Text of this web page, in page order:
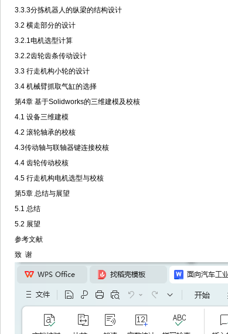
3.3.3分拣机器人的纵梁的结构设计
3.2 横走部分的设计
3.2.1电机选型计算
3.2.2齿轮齿条传动设计
3.3 行走机构小轮的设计
3.4 机械臂抓取气缸的选择
第4章 基于Solidworks的三维建模及校核
4.1 设备三维建模
4.2 滚轮轴承的校核
4.3传动轴与联轴器键连接校核
4.4 齿轮传动校核
4.5 行走机构电机选型与校核
第5章 总结与展望
5.1 总结
5.2 展望
参考文献
致 谢